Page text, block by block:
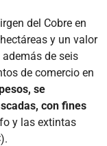
del Cobre en
y un valor
de seis
de comercio en
se
con fines
y las extintas